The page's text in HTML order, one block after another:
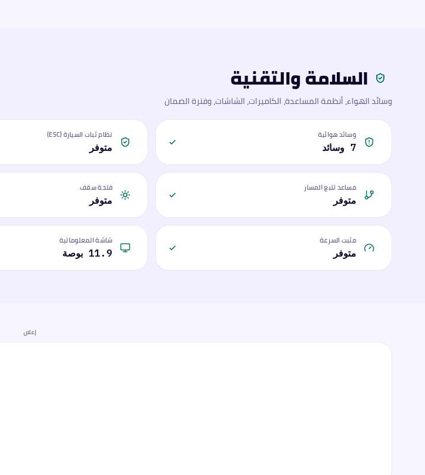
السلامة والتقنية
وسائد الهواء، أنظمة المساعدة، الكاميرات، الشاشات، وفترة الضمان
وسائد هوائية
7 وسائد
نظام ثبات السيارة (ESC)
متوفر
مساعد تتبع المسار
متوفر
فتحة سقف
متوفر
مثبت السرعة
متوفر
شاشة المعلوماتية
11.9 بوصة
إعلان